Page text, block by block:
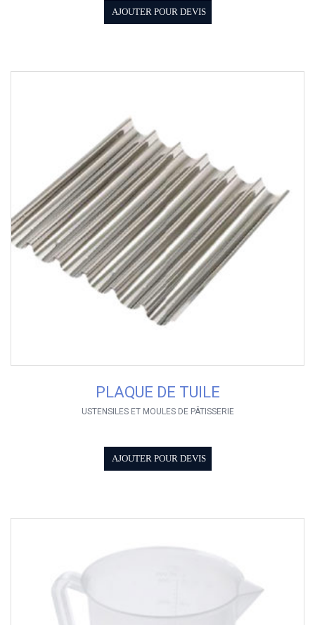
AJOUTER POUR DEVIS
PLAQUE DE TUILE
USTENSILES ET MOULES DE PÂTISSERIE
AJOUTER POUR DEVIS